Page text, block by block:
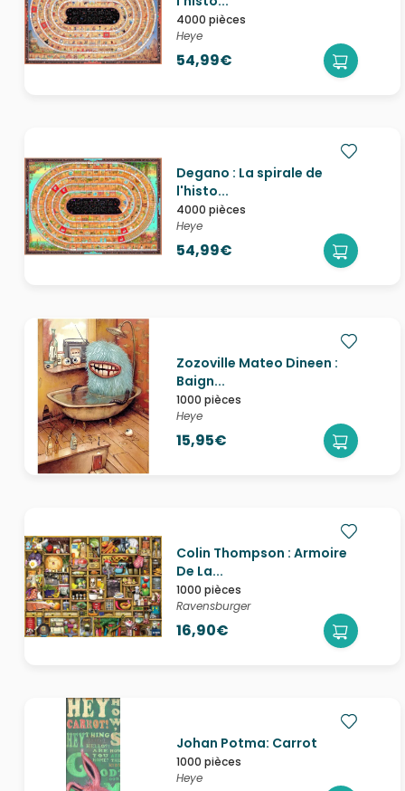
4000 pièces
Heye
54,99€
Degano : La spirale de
l'histo...
4000 pièces
Heye
54,99€
Zozoville Mateo Dineen :
Baign...
1000 pièces
Heye
15,95€
Colin Thompson : Armoire
De La...
1000 pièces
Ravensburger
16,90€
Johan Potma: Carrot
1000 pièces
Heye